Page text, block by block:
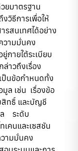
ยมาตรฐาน
วิธีการเพื่อให้
รสนเทศได้อย่าง
วามมั่นคง
ภายใต้ระเบียบ
าวถึงเรื่อง
ป็นข้อกำหนดทั้ง
ล เช่น เรื่องข้อ
ทธิ์ และบัญชี
ล ระดับ
เคนและเซสชัน
ามมั่นคง